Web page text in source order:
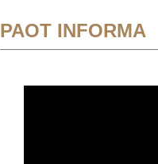
PAOT INFORMA